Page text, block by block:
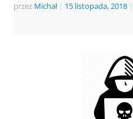
przez Michał | 15 listopada, 2018 |